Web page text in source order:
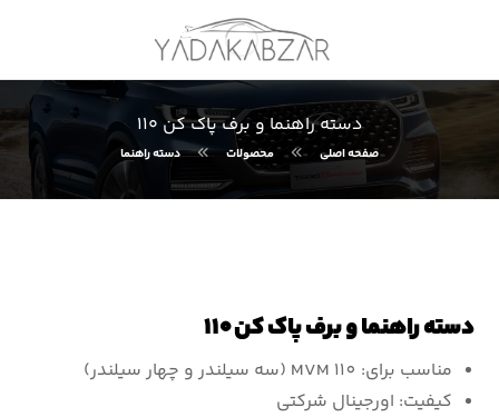
دسته راهنما و برف پاک کن ۱۱۰
صفحه اصلی محصولات دسته راهنما
دسته راهنما و برف پاک کن ۱۱۰
مناسب برای: MVM 110 (سه سیلندر و چهار سیلندر)
کیفیت: اورجینال شرکتی